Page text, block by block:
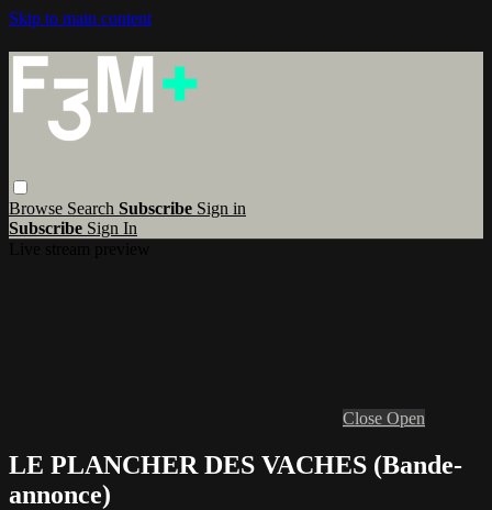
Skip to main content
Browse Search Subscribe Sign in
Subscribe Sign In
Close Open
LE PLANCHER DES VACHES (Bande-
annonce)